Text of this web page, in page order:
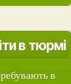
в тюрмі
в